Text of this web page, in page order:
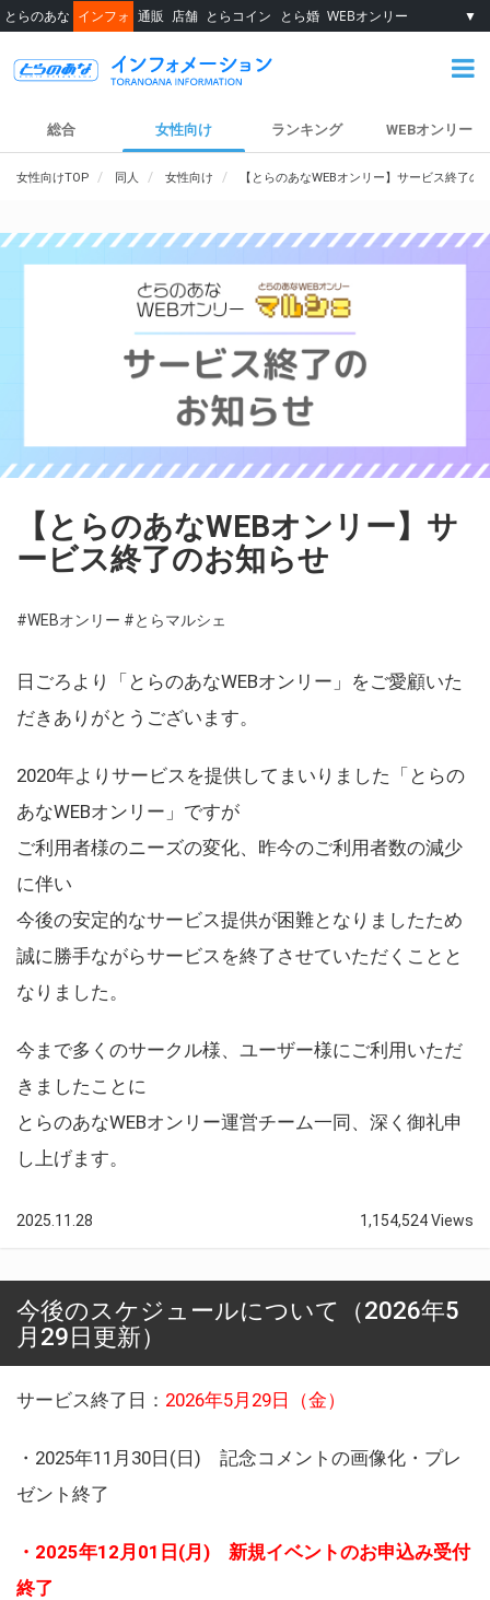
とらのあな インフォ 通販 店舗 とらコイン とら婚 WEBオンリー ▼
総合 女性向け ランキング WEBオンリー
女性向けTOP 同人 女性向け 【とらのあなWEBオンリー】サービス終了の
【とらのあなWEBオンリー】サ
ービス終了のお知らせ
#WEBオンリー #とらマルシェ
日ごろより「とらのあなWEBオンリー」をご愛顧いた
だきありがとうございます。
2020年よりサービスを提供してまいりました「とらの
あなWEBオンリー」ですが
ご利用者様のニーズの変化、昨今のご利用者数の減少
に伴い
今後の安定的なサービス提供が困難となりましたため
誠に勝手ながらサービスを終了させていただくことと
なりました。
今まで多くのサークル様、ユーザー様にご利用いただ
きましたことに
とらのあなWEBオンリー運営チーム一同、深く御礼申
し上げます。
2025.11.28 1,154,524 Views
今後のスケジュールについて（2026年5
月29日更新）
サービス終了日： 2026年5月29日（金）
・2025年11月30日(日) 記念コメントの画像化・プレ
ゼント終了
・2025年12月01日(月) 新規イベントのお申込み受付
終了